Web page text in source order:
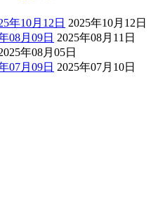
年10月12日 2025年10月12日
08月09日 2025年08月11日
年08月05日
07月09日 2025年07月10日